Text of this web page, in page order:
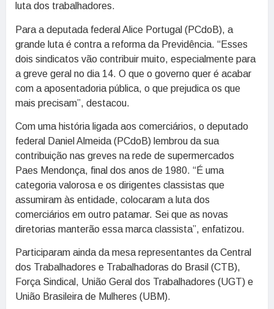
luta dos trabalhadores.
Para a deputada federal Alice Portugal (PCdoB), a
grande luta é contra a reforma da Previdência. “Esses
dois sindicatos vão contribuir muito, especialmente para
a greve geral no dia 14. O que o governo quer é acabar
com a aposentadoria pública, o que prejudica os que
mais precisam”, destacou.
Com uma história ligada aos comerciários, o deputado
federal Daniel Almeida (PCdoB) lembrou da sua
contribuição nas greves na rede de supermercados
Paes Mendonça, final dos anos de 1980. “É uma
categoria valorosa e os dirigentes classistas que
assumiram às entidade, colocaram a luta dos
comerciários em outro patamar. Sei que as novas
diretorias manterão essa marca classista”, enfatizou.
Participaram ainda da mesa representantes da Central
dos Trabalhadores e Trabalhadoras do Brasil (CTB),
Força Sindical, União Geral dos Trabalhadores (UGT) e
União Brasileira de Mulheres (UBM).